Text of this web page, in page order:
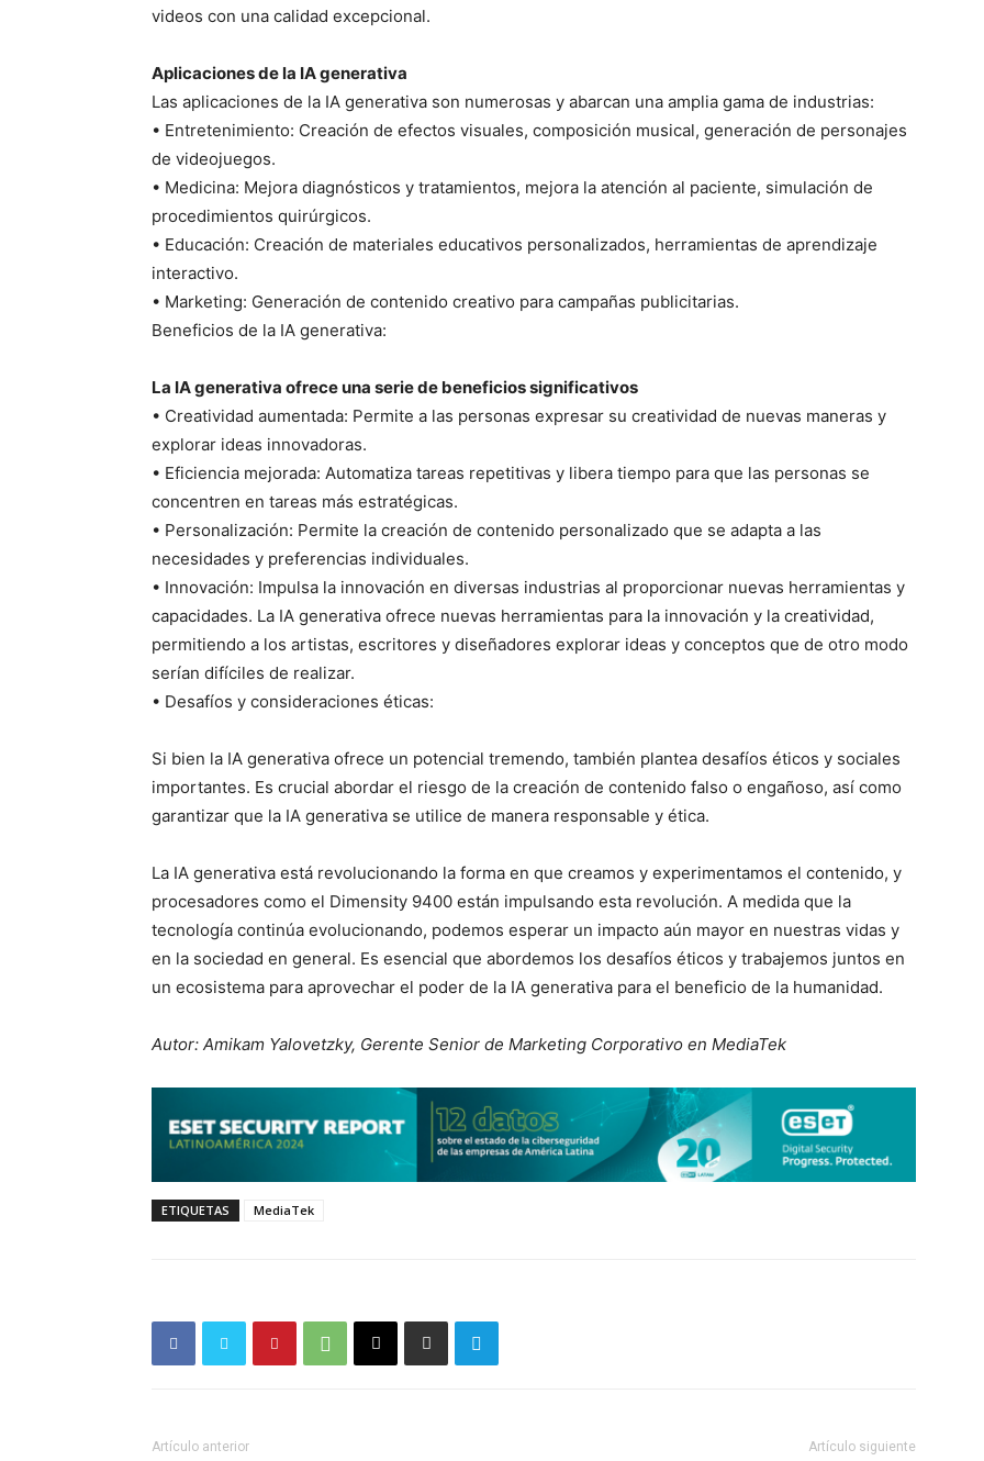
videos con una calidad excepcional.
Aplicaciones de la IA generativa
Las aplicaciones de la IA generativa son numerosas y abarcan una amplia gama de industrias:
• Entretenimiento: Creación de efectos visuales, composición musical, generación de personajes
de videojuegos.
• Medicina: Mejora diagnósticos y tratamientos, mejora la atención al paciente, simulación de
procedimientos quirúrgicos.
• Educación: Creación de materiales educativos personalizados, herramientas de aprendizaje
interactivo.
• Marketing: Generación de contenido creativo para campañas publicitarias.
Beneficios de la IA generativa:
La IA generativa ofrece una serie de beneficios significativos
• Creatividad aumentada: Permite a las personas expresar su creatividad de nuevas maneras y
explorar ideas innovadoras.
• Eficiencia mejorada: Automatiza tareas repetitivas y libera tiempo para que las personas se
concentren en tareas más estratégicas.
• Personalización: Permite la creación de contenido personalizado que se adapta a las
necesidades y preferencias individuales.
• Innovación: Impulsa la innovación en diversas industrias al proporcionar nuevas herramientas y
capacidades. La IA generativa ofrece nuevas herramientas para la innovación y la creatividad,
permitiendo a los artistas, escritores y diseñadores explorar ideas y conceptos que de otro modo
serían difíciles de realizar.
• Desafíos y consideraciones éticas:
Si bien la IA generativa ofrece un potencial tremendo, también plantea desafíos éticos y sociales
importantes. Es crucial abordar el riesgo de la creación de contenido falso o engañoso, así como
garantizar que la IA generativa se utilice de manera responsable y ética.
La IA generativa está revolucionando la forma en que creamos y experimentamos el contenido, y
procesadores como el Dimensity 9400 están impulsando esta revolución. A medida que la
tecnología continúa evolucionando, podemos esperar un impacto aún mayor en nuestras vidas y
en la sociedad en general. Es esencial que abordemos los desafíos éticos y trabajemos juntos en
un ecosistema para aprovechar el poder de la IA generativa para el beneficio de la humanidad.
Autor: Amikam Yalovetzky, Gerente Senior de Marketing Corporativo en MediaTek
ETIQUETAS MediaTek
Artículo anterior Artículo siguiente